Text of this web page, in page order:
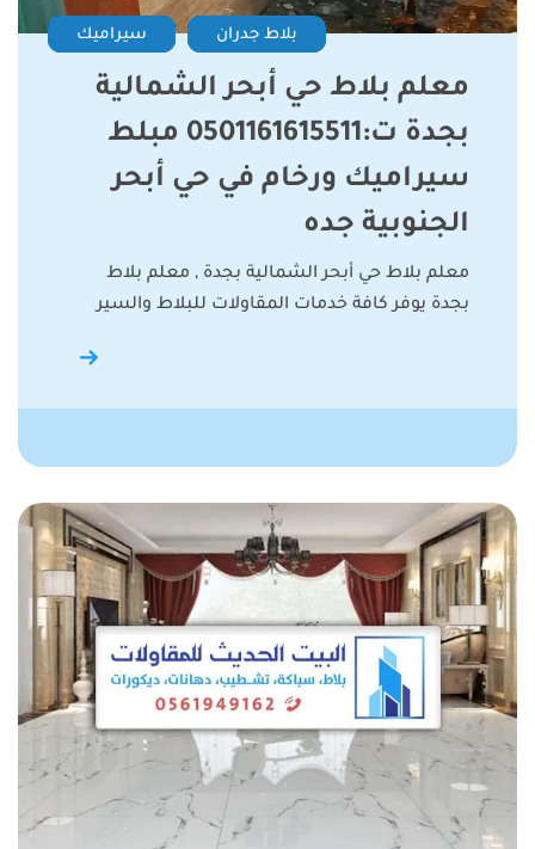
بلاط جدران سيراميك
معلم بلاط حي أبحر الشمالية
بجدة ت:0501161615511 مبلط
سيراميك ورخام في حي أبحر
الجنوبية جده
معلم بلاط حي أبحر الشمالية بجدة , معلم بلاط
بجدة يوفر كافة خدمات المقاولات للبلاط والسير